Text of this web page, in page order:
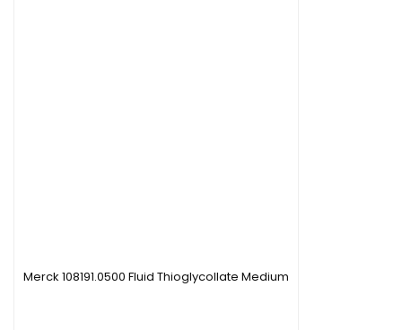
Merck 108191.0500 Fluid Thioglycollate Medium